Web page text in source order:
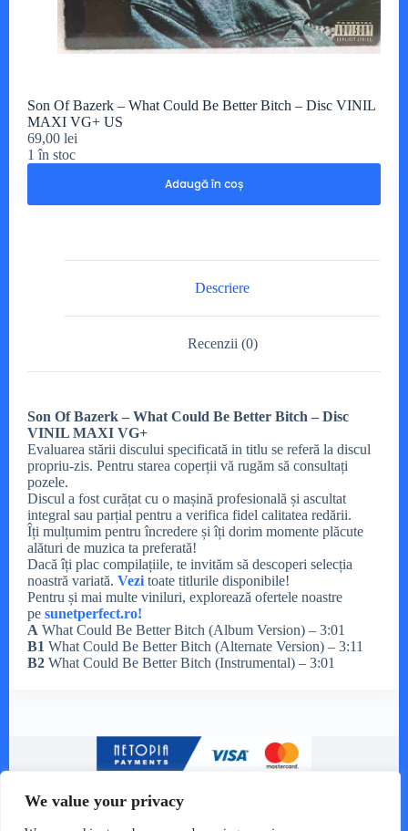
We value your privacy
Son Of Bazerk – What Could Be Better Bitch – Disc VINIL
MAXI VG+ US
69,00 lei
1 în stoc
Adaugă în coș
Descriere
Recenzii (0)
Son Of Bazerk – What Could Be Better Bitch – Disc
VINIL MAXI VG+
Evaluarea stării discului specificată in titlu se referă la discul
propriu-zis. Pentru starea coperții vă rugăm să consultați
pozele.
Discul a fost curățat cu o mașină profesională și ascultat
integral sau parțial pentru a verifica fidel calitatea redării.
Îți mulțumim pentru încredere și îți dorim momente plăcute
alături de muzica ta preferată!
Dacă îți plac compilațiile, te invităm să descoperi selecția
noastră variată. Vezi toate titlurile disponibile!
Pentru și mai multe viniluri, explorează ofertele noastre
pe sunetperfect.ro!
A What Could Be Better Bitch (Album Version) – 3:01
B1 What Could Be Better Bitch (Alternate Version) – 3:11
B2 What Could Be Better Bitch (Instrumental) – 3:01